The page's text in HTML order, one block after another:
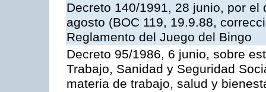
Decreto 140/1991, 28 junio, por
agosto (BOC 119, 19.9.88,
Reglamento del Juego del Bingo
Decreto 95/1986, 6 junio, sobre
Trabajo, Sanidad y Seguridad
materia de trabajo, salud y